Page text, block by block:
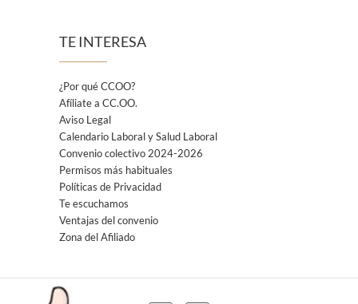
TE INTERESA
¿Por qué CCOO?
Afíliate a CC.OO.
Aviso Legal
Calendario Laboral y Salud Laboral
Convenio colectivo 2024-2026
Permisos más habituales
Políticas de Privacidad
Te escuchamos
Ventajas del convenio
Zona del Afiliado